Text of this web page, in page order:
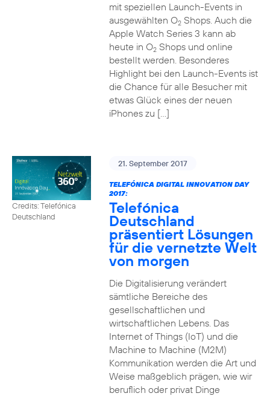
mit speziellen Launch-Events in
ausgewählten O2Shops. Auch die
Apple Watch Series 3 kann ab
heute in O2Shops und online
bestellt werden. Besonderes
Highlight bei den Launch-Events ist
die Chance für alle Besucher mit
etwas Glück eines der neuen
iPhones zu […]
Credits: Telefónica
Deutschland
21. September 2017
TELEFÓNICA DIGITAL INNOVATION DAY
2017:
Telefónica
Deutschland
präsentiert Lösungen
für die vernetzte Welt
von morgen
Die Digitalisierung verändert
sämtliche Bereiche des
gesellschaftlichen und
wirtschaftlichen Lebens. Das
Internet of Things (IoT) und die
Machine to Machine (M2M)
Kommunikation werden die Art und
Weise maßgeblich prägen, wie wir
beruflich oder privat Dinge